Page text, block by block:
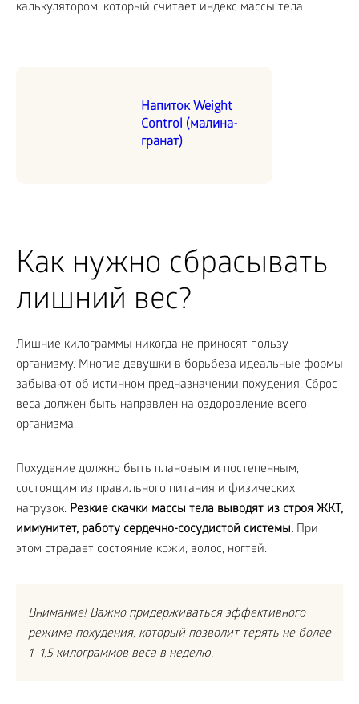
калькулятором, который считает индекс массы тела.
Напиток Weight
Control (малина-
гранат)
Как нужно сбрасывать
лишний вес?
Лишние килограммы никогда не приносят пользу
организму. Многие девушки в борьбеза идеальные формы
забывают об истинном предназначении похудения. Сброс
веса должен быть направлен на оздоровление всего
организма.
Похудение должно быть плановым и постепенным,
состоящим из правильного питания и физических
нагрузок. Резкие скачки массы тела выводят из строя ЖКТ,
иммунитет, работу сердечно-сосудистой системы. При
этом страдает состояние кожи, волос, ногтей.
Внимание! Важно придерживаться эффективного
режима похудения, который позволит терять не более
1–1,5 килограммов веса в неделю.